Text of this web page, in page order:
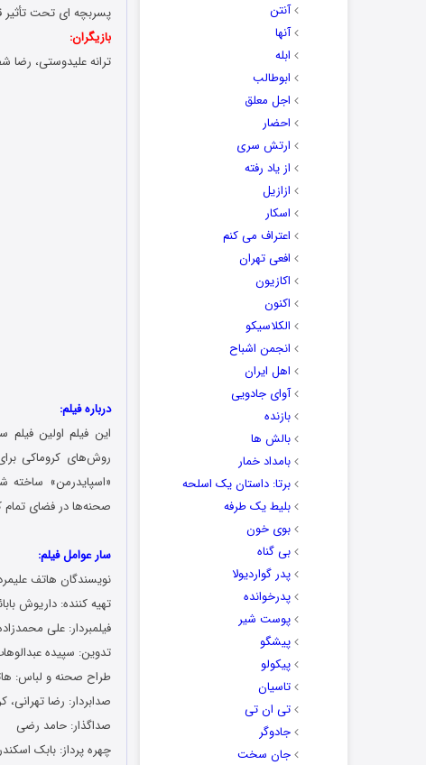
آنتن
آنها
ابله
ابوطالب
اجل معلق
احضار
ارتش سری
از یاد رفته
ازازیل
اسکار
اعتراف می کنم
افعی تهران
اکازیون
اکنون
الکلاسیکو
انجمن اشباح
اهل ایران
آوای جادویی
بازنده
بالش ها
بامداد خمار
برتا: داستان یک اسلحه
بلیط یک‌‌ طرفه
بوی خون
بی گناه
پدر گواردیولا
پدرخوانده
پوست شیر
پیشگو
پیکولو
تاسیان
تی ان تی
جادوگر
جان سخت
پسربچه ای تحت
بازیگران:
ترانه علیدوستی، رضا
درباره فیلم:
این فیلم اولین فیلم
روش‌های کروماکی
صحنه‌ها در فضای
سار عوامل فیلم:
نویسندگان هاتف
تهیه کننده: داریوش
فیلمبردار: علی
تدوین: سپیده
طراح صحنه و لباس:
صدابردار: رضا تهرانی،
صداگذار: حامد رضی
چهره پرداز: بابک